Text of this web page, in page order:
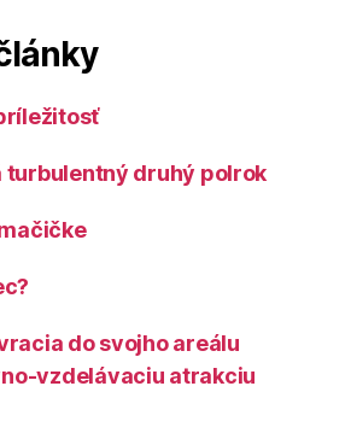
turbulentný druhý polrok
do svojho areálu
vzdelávaciu atrakciu